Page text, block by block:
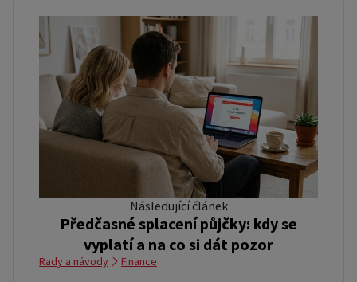
Následující článek
Předčasné splacení půjčky: kdy se
vyplatí a na co si dát pozor
Rady a návody Finance